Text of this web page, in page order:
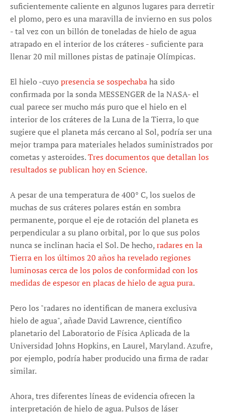
suficientemente caliente en algunos lugares para derretir
el plomo, pero es una maravilla de invierno en sus polos
- tal vez con un billón de toneladas de hielo de agua
atrapado en el interior de los cráteres - suficiente para
llenar 20 mil millones pistas de patinaje Olímpicas.
El hielo -cuyopresencia se sospechabaha sido
confirmada por la sonda MESSENGER de la NASA- el
cual parece ser mucho más puro que el hielo en el
interior de los cráteres de la Luna de la Tierra, lo que
sugiere que el planeta más cercano al Sol, podría ser una
mejor trampa para materiales helados suministrados por
cometas y asteroides.Tres documentos que detallan los
resultados se publican hoy en Science.
A pesar de una temperatura de 400° C, los suelos de
muchas de sus cráteres polares están en sombra
permanente, porque el eje de rotación del planeta es
perpendicular a su plano orbital, por lo que sus polos
nunca se inclinan hacia el Sol. De hecho,radares en la
Tierra en los últimos 20 años ha revelado regiones
luminosas cerca de los polos de conformidad con los
medidas de espesor en placas de hielo de agua pura.
Pero los "radares no identifican de manera exclusiva
hielo de agua", añade David Lawrence, científico
planetario del Laboratorio de Física Aplicada de la
Universidad Johns Hopkins, en Laurel, Maryland. Azufre,
por ejemplo, podría haber producido una firma de radar
similar.
Ahora, tres diferentes líneas de evidencia ofrecen la
interpretación de hielo de agua. Pulsos de láser